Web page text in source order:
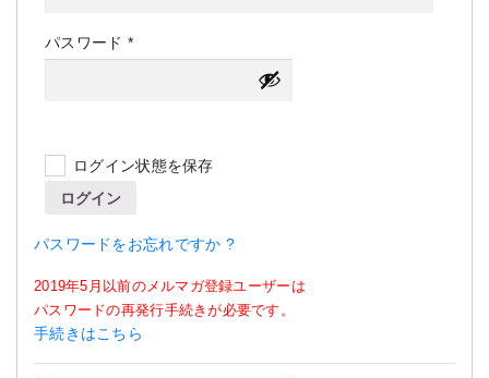
パスワード *必
須
ログイン状態を保存
ログイン
パスワードをお忘れですか ?
2019年5月以前のメルマガ登録ユーザーは
パスワードの再発行手続きが必要です。
手続きはこちら